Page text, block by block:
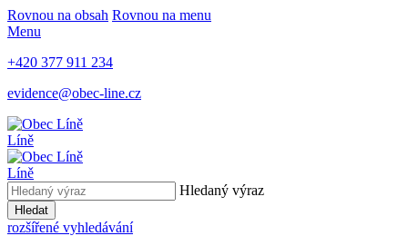
Rovnou na obsah Rovnou na menu
Menu
+420 377 911 234
evidence@obec-line.cz
Líně
Líně
Hledaný výraz
Hledat
rozšířené vyhledávání